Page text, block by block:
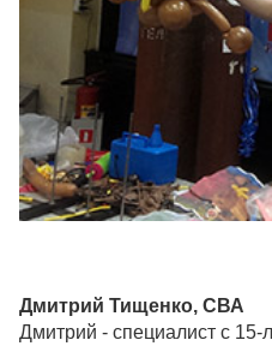
Дмитрий Тищенко, СВА
Дмитрий - специалист с